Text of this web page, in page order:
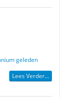
geleden
Lees Verder...